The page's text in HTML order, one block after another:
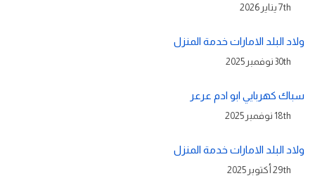
7th يناير 2026
ولاد البلد الامارات خدمة المنزل
30th نوفمبر 2025
سباك كهربايي ابو ادم عرعر
18th نوفمبر 2025
ولاد البلد الامارات خدمة المنزل
29th أكتوبر 2025